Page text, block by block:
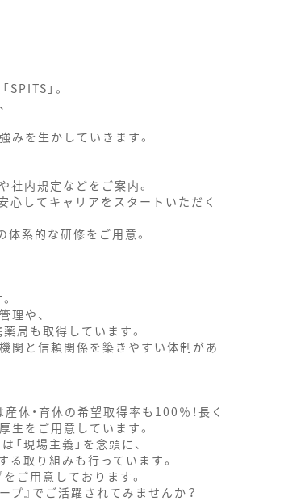
」。
みを生かしていきます。
社内規定などをご案内。
心してキャリアをスタートいただく
系的な研修をご用意。
理や、
局も取得しています。
関と信頼関係を築きやすい体制があ
休・育休の希望取得率も100％！長く
生をご用意しています。
現場主義」を念頭に、
取り組みも行っています。
ご用意しております。
』でご活躍されてみませんか？